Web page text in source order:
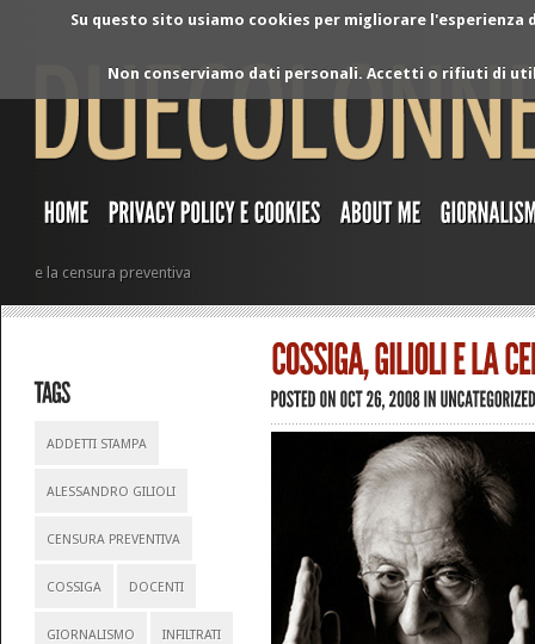
Su questo sito usiamo cookies per migliorare
Non conserviamo dati personali. Accetti o rifiuti di
e la censura preventiva
ADDETTI STAMPA
ALESSANDRO GILIOLI
CENSURA PREVENTIVA
COSSIGA DOCENTI
GIORNALISMO INFILTRATI